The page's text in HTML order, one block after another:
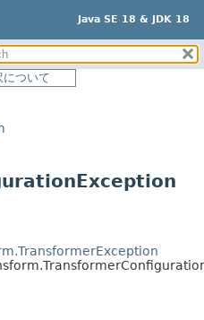
Java SE 18 & JDK 18
サマリー:
ネスト済
コンストラクタ
について